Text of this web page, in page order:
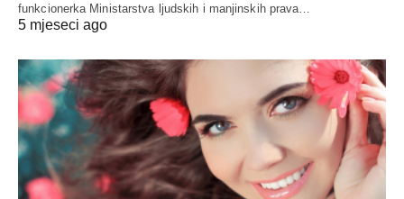
funkcionerka Ministarstva ljudskih i manjinskih prava…
5 mjeseci ago